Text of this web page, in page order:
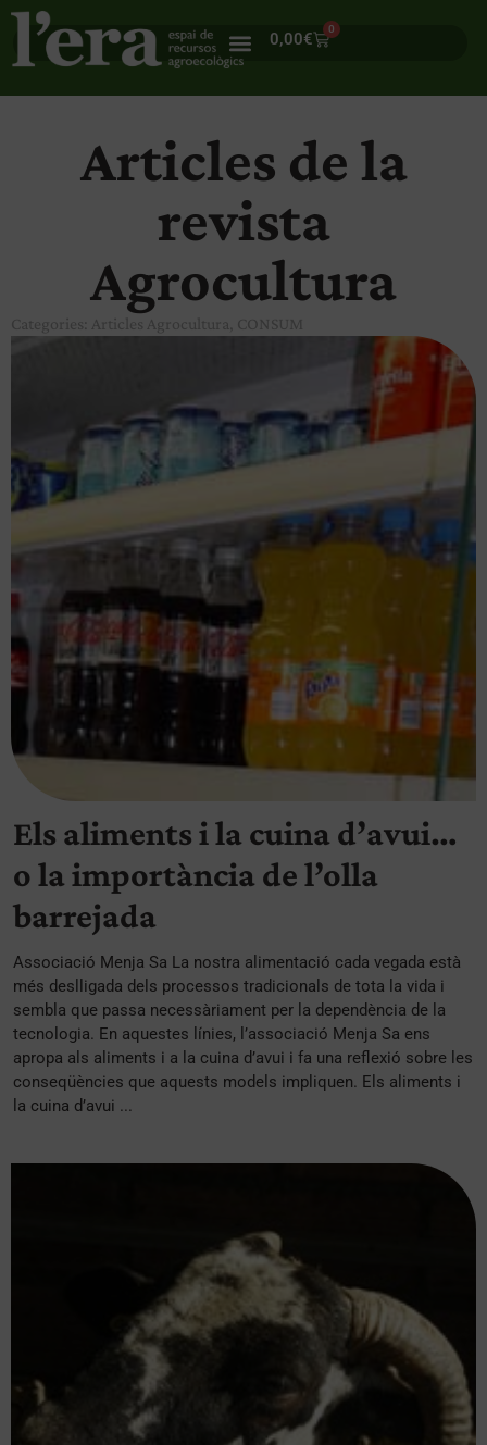
0,00€
0
Articles de la
revista
Agrocultura
Els aliments i la cuina d’avui…
o la importància de l’olla
barrejada
Associació Menja Sa La nostra alimentació cada vegada està
més deslligada dels processos tradicionals de tota la vida i
sembla que passa necessàriament per la dependència de la
tecnologia. En aquestes línies, l’associació Menja Sa ens
apropa als aliments i a la cuina d’avui i fa una reflexió sobre les
conseqüències que aquests models impliquen. Els aliments i
la cuina d’avui ...